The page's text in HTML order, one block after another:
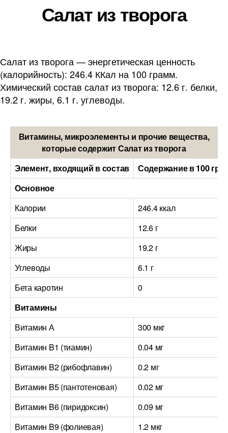
Салат из творога
Салат из творога — энергетическая ценность
(калорийность): 246.4 ККал на 100 грамм.
Химический состав салат из творога: 12.6 г. белки,
19.2 г. жиры, 6.1 г. углеводы.
Витамины, микроэлементы и прочие вещества,
которые содержит Салат из творога
Элемент, входящий в состав
Содержание в 100
Основное
Калории
246.4 ккал
Белки
12.6 г
Жиры
19.2 г
Углеводы
6.1 г
Бета каротин
0
Витамины
Витамин А
300 мкг
Витамин B1 (тиамин)
0.04 мг
Витамин B2 (рибофлавин)
0.2 мг
Витамин B5 (пантотеновая)
0.02 мг
Витамин B6 (пиридоксин)
0.09 мг
Витамин B9 (фолиевая)
1.2 мкг